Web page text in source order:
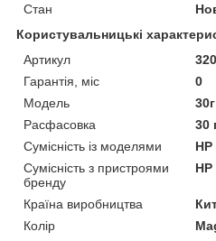
Стан
Користувальницькі
Артикул
Гарантія, міс
0
Мoдель
Расфасовка
30
Сумісність із моделями
Сумісність з пристроями
бренду
HP
Країна виробництва
Колір